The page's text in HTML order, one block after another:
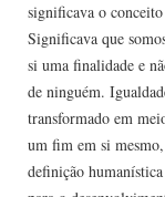
significava o
Significava que
si uma finalidade e
de ninguém.
transformado em
um fim em si
definição